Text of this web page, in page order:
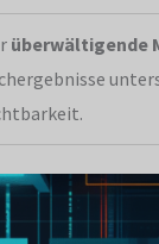
überwältigende